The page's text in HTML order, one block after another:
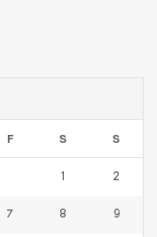
F S S
1 2
7 8 9